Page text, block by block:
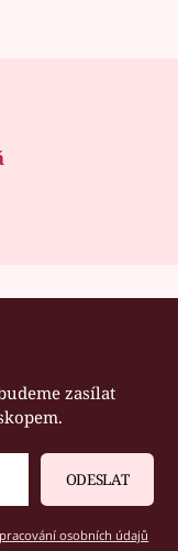
zasílat
ODESLAT
osobních údajů